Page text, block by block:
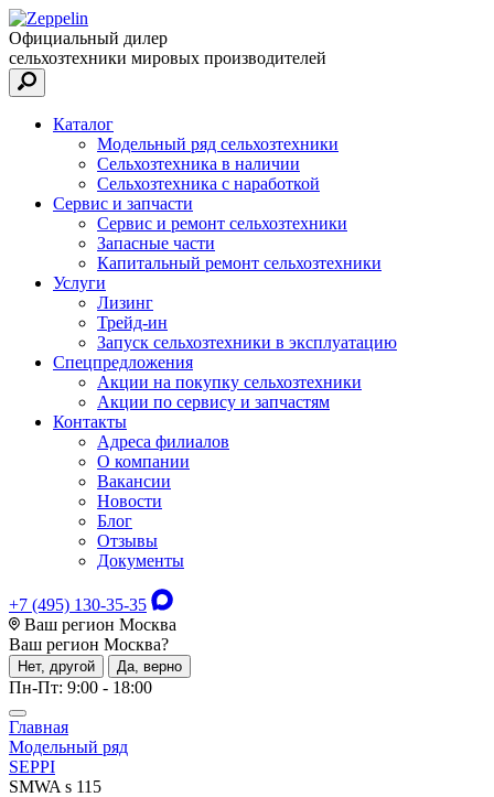
Официальный дилер
сельхозтехники мировых производителей
Каталог
Модельный ряд сельхозтехники
Сельхозтехника в наличии
Сельхозтехника с наработкой
Сервис и запчасти
Сервис и ремонт сельхозтехники
Запасные части
Капитальный ремонт сельхозтехники
Услуги
Лизинг
Трейд-ин
Запуск сельхозтехники в эксплуатацию
Спецпредложения
Акции на покупку сельхозтехники
Акции по сервису и запчастям
Контакты
Адреса филиалов
О компании
Вакансии
Новости
Блог
Отзывы
Документы
+7 (495) 130-35-35
Ваш регион Москва
Ваш регион Москва?
Нет, другой Да, верно
Пн-Пт: 9:00 - 18:00
Главная
Модельный ряд
SEPPI
SMWA s 115